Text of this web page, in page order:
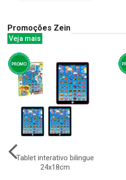
Promoções Zein
Veja mais
Tablet interativo bilingue
24x18cm